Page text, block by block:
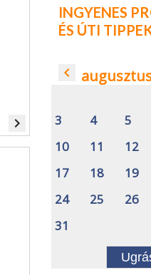
navigate_next
INGYENES
ÉS ÚTI
navigate_before
3
4 5
10
11 12
17
18 19
24
25 26
31